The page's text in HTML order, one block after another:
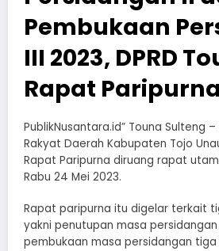
Pembukaan
III 2023, DPRD
Rapat Paripurna
PublikNusantara.id” Touna Sulteng
Rakyat Daerah Kabupaten Tojo
Rapat Paripurna diruang rapat
Rabu 24 Mei 2023.
Rapat paripurna itu digelar terkait
yakni penutupan masa
pembukaan masa persidangan tiga